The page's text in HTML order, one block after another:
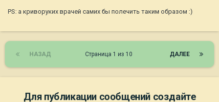
PS: а криворуких врачей самих бы полечить таким образом :)
НАЗАД ДАЛЕЕ
Страница 1 из 10
Для публикации сообщений создайте